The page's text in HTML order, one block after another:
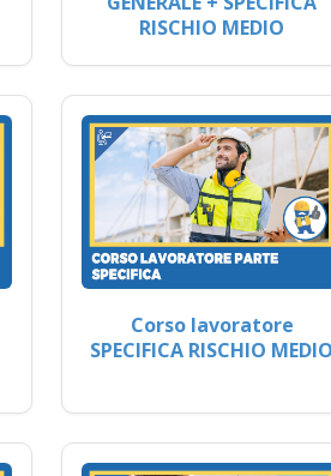
RISCHIO MEDIO
Corso lavoratore
SPECIFICA RISCHIO